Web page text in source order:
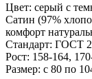
Цвет: серый с
Cатин (97%
комфорт
Стандарт: ГОСТ
Рост: 158-164,
Размер: с 80 по